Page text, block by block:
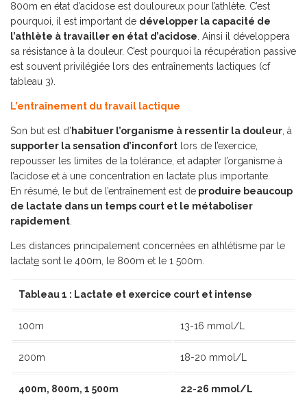
800m en état d’acidose est douloureux pour l’athlète. C’est
pourquoi, il est important de développer la capacité de
l’athlète à travailler en état d’acidose . Ainsi il développera
sa résistance à la douleur. C’est pourquoi la récupération passive
est souvent privilégiée lors des entraînements lactiques (cf
tableau 3).
L’entraînement du travail lactique
Son but est d’ habituer l’organisme à ressentir la douleur , à
supporter la sensation d’inconfort lors de l’exercice,
repousser les limites de la tolérance, et adapter l’organisme à
l’acidose et à une concentration en lactate plus importante.
En résumé, le but de l’entraînement est de produire beaucoup
de lactate dans un temps court et le métaboliser
rapidement
Les distances principalement concernées en athlétisme par le
lactate sont le 400m, le 800m et le 1 500m.
Tableau 1 : Lactate et exercice court et intense
100m 13-16 mmol/L
200m 18-20 mmol/L
400m, 800m, 1 500m 22-26 mmol/L